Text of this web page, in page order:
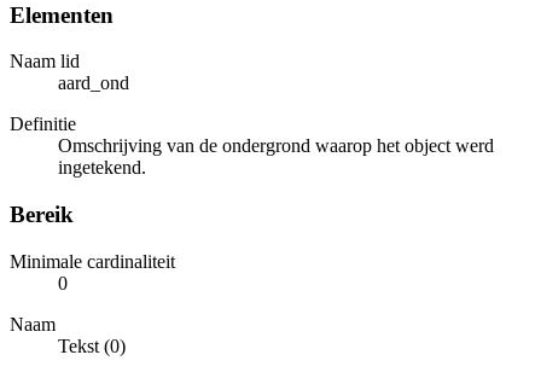
Elementen
Naam lid
aard_ond
Definitie
Omschrijving van de ondergrond waarop het object werd
ingetekend.
Bereik
Minimale cardinaliteit
0
Naam
Tekst (0)